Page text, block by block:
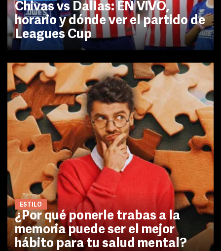
Chivas vs Dallas: EN VIVO,
horario y dónde ver el partido de
Leagues Cup
ESTILO
¿Por qué ponerle trabas a la
memoria puede ser el mejor
hábito para tu salud mental?